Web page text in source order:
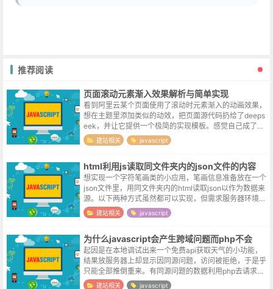
推荐阅读
页面滚动元素渐入效果解析与简单实现
看到阿里云某个页面使用了滚动时元素渐入的动画效果，
想在主题里添加类似的动效，把页面源代码扔给了deeps
eek，并让它提供一个极简的实现模板。感觉自己成了一
个可有可无的中间商。实现原理分析Intersection Observ
er A...
建站相关 javascript
html利用js读取同文件夹内的json文件的内容
想实现一个字符笔画类的小应用，笔画信息准备放在一个
json文件里，用同文件夹内的html读取json以作为数据来
源。以下两种方式虽然都可以实现，但需求服务器环境，
如果希望能在本地直接运行html文件，那还是直接把数据
写在html文件里...
建站相关 javascript
为什么javascript会产生跨域问题而php不会
起因是在本地调试出来一个免费api获取天气的小功能，
结果放服务器上却显示因同源问题，访问被拒绝，于是乎
只能全部推倒重来。有同源问题的数据利用php去请求，
可前端请求数据的仍旧由前端来做，最终成了一个前后端
建站相关 javascript